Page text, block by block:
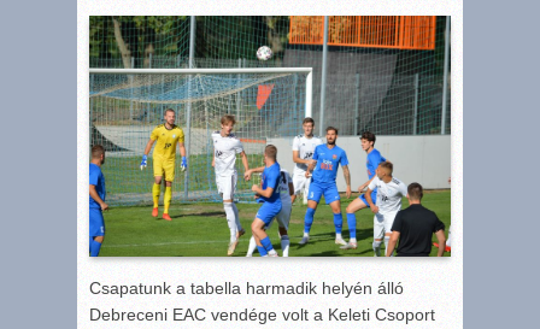
Csapatunk a tabella harmadik helyén álló
Debreceni EAC vendége volt a Keleti Csoport